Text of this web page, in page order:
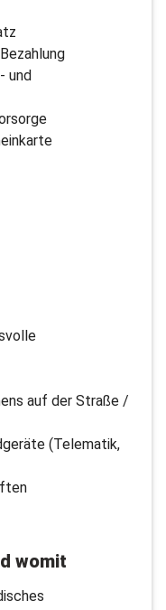
und
auf der Straße /
(Telematik,
womit